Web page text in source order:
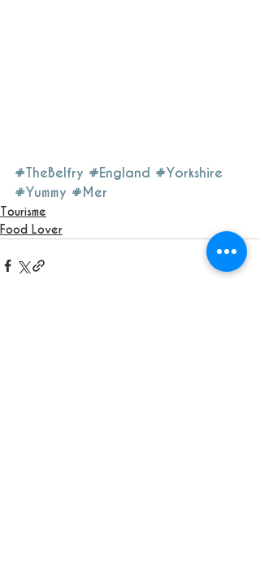
#TheBelfry #England #Yorkshire
#Yummy #Mer
Tourisme
Food Lover